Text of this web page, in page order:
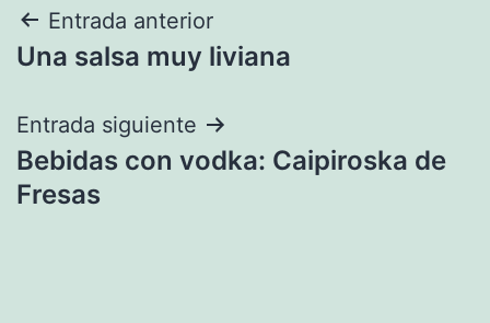
Navegación
de
entradas
Entrada anterior
Una salsa muy liviana
Entrada siguiente
Bebidas con vodka: Caipiroska de
Fresas